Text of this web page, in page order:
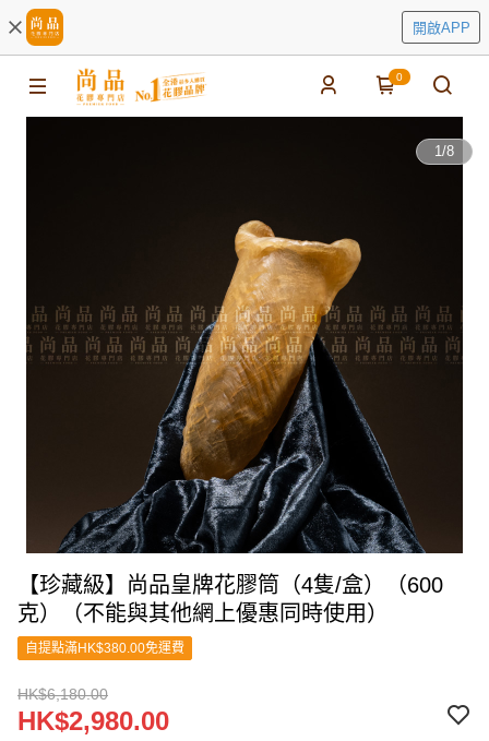
開啟APP
0
1/8
【珍藏級】尚品皇牌花膠筒（4隻/盒）（600
克）（不能與其他網上優惠同時使用）
自提點滿HK$380.00免運費
HK$6,180.00
HK$2,980.00